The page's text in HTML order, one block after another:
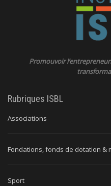
Promouvoir
Rubriques ISBL
Associations
Fondations, fonds de dotation &
Sport